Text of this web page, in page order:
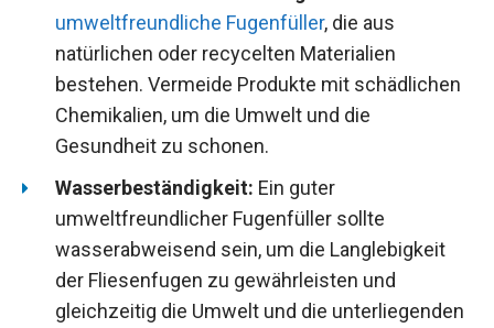
umweltfreundliche Fugenfüller, die aus
natürlichen oder recycelten Materialien
bestehen. Vermeide Produkte mit schädlichen
Chemikalien, um die Umwelt und die
Gesundheit zu schonen.
Wasserbeständigkeit: Ein guter
umweltfreundlicher Fugenfüller sollte
wasserabweisend sein, um die Langlebigkeit
der Fliesenfugen zu gewährleisten und
gleichzeitig die Umwelt und die unterliegenden